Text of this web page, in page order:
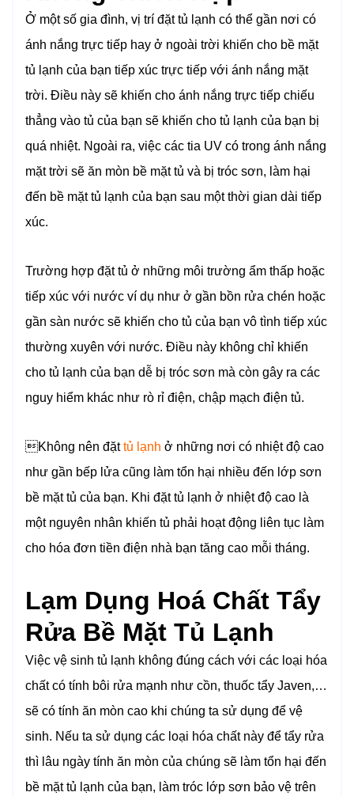
Ở một số gia đình, vị trí đặt tủ lạnh có thể gần nơi có
ánh nắng trực tiếp hay ở ngoài trời khiến cho bề mặt
tủ lạnh của bạn tiếp xúc trực tiếp với ánh nắng mặt
trời. Điều này sẽ khiến cho ánh nắng trực tiếp chiếu
thẳng vào tủ của bạn sẽ khiến cho tủ lạnh của bạn bị
quá nhiệt. Ngoài ra, việc các tia UV có trong ánh nắng
mặt trời sẽ ăn mòn bề mặt tủ và bị tróc sơn, làm hại
đến bề mặt tủ lạnh của bạn sau một thời gian dài tiếp
xúc.
Trường hợp đặt tủ ở những môi trường ẩm thấp hoặc
tiếp xúc với nước ví dụ như ở gần bồn rửa chén hoặc
gần sàn nước sẽ khiến cho tủ của bạn vô tình tiếp xúc
thường xuyên với nước. Điều này không chỉ khiến
cho tủ lạnh của bạn dễ bị tróc sơn mà còn gây ra các
nguy hiểm khác như rò rỉ điện, chập mạch điện tủ.
Không nên đặttủ lạnh ở những nơi có nhiệt độ cao
như gần bếp lửa cũng làm tổn hại nhiều đến lớp sơn
bề mặt tủ của bạn. Khi đặt tủ lạnh ở nhiệt độ cao là
một nguyên nhân khiến tủ phải hoạt động liên tục làm
cho hóa đơn tiền điện nhà bạn tăng cao mỗi tháng.
Lạm Dụng Hoá Chất Tẩy
Rửa Bề Mặt Tủ Lạnh
Việc vệ sinh tủ lạnh không đúng cách với các loại hóa
chất có tính bôi rửa mạnh như cồn, thuốc tẩy Javen,…
sẽ có tính ăn mòn cao khi chúng ta sử dụng để vệ
sinh. Nếu ta sử dụng các loại hóa chất này để tẩy rửa
thì lâu ngày tính ăn mòn của chúng sẽ làm tổn hại đến
bề mặt tủ lạnh của bạn, làm tróc lớp sơn bảo vệ trên